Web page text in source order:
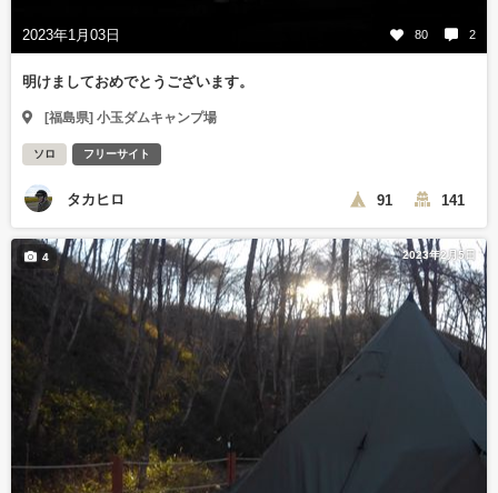
2023年1月03日 80 2
明けましておめでとうございます。
[福島県] 小玉ダムキャンプ場
ソロ フリーサイト
タカヒロ 91 141
2023年2月5日
4